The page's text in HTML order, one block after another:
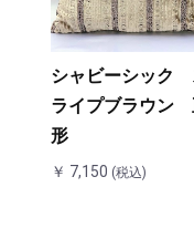
シャビーシック
ライプブラウン
形
￥ 7,150 (税込)